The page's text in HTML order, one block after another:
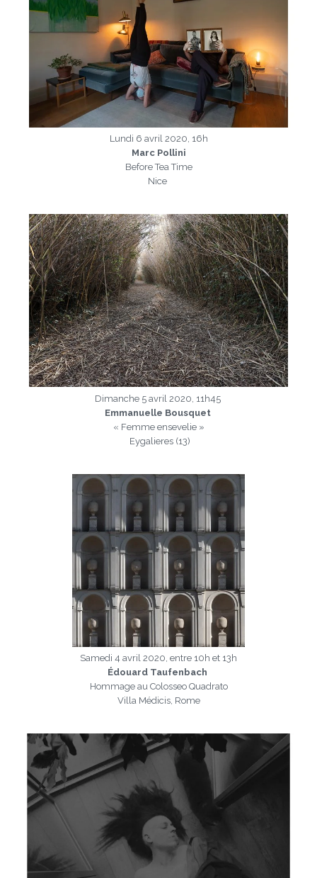
Lundi 6 avril 2020, 16h
Marc Pollini
Before Tea Time
Nice
Dimanche 5 avril 2020, 11h45
Emmanuelle Bousquet
« Femme ensevelie »
Eygalieres (13)
Samedi 4 avril 2020, entre 10h et 13h
Édouard Taufenbach
Hommage au Colosseo Quadrato
Villa Médicis, Rome